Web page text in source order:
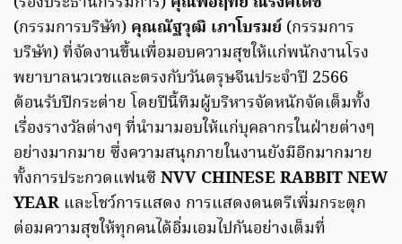
(กรรมการบริษัท) คุณณัฐวุฒิ เภาโบรมย์ (กรรมการ
บริษัท) ที่จัดงานขึ้นเพื่อมอบความสุขให้แก่พนักงานโรง
พยาบาลนวเวชและตรงกับวันตรุษจีนประจำปี 2566
ต้อนรับปีกระต่าย โดยปีนี้ทีมผู้บริหารจัดหนักจัดเต็มทั้ง
เรื่องรางวัลต่างๆ ที่นำมามอบให้แก่บุคลากรในฝ่ายต่างๆ
อย่างมากมาย ซึ่งความสนุกภายในงานยังมีอีกมากมาย
ทั้งการประกวดแฟนซี NVV CHINESE RABBIT NEW
YEAR และโชว์การแสดง การแสดงดนตรีเพิ่มกระตุก
ต่อมความสุขให้ทุกคนได้อิ่มเอมไปกันอย่างเต็มที่